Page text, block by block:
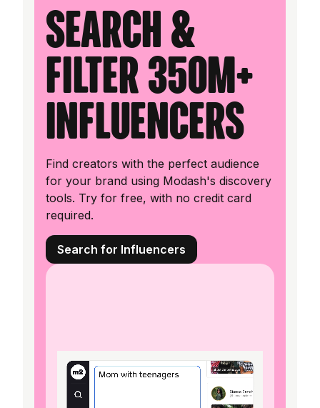
Search &
filter 350M+
influencers
Find creators with the perfect audience
for your brand using Modash's discovery
tools. Try for free, with no credit card
required.
Search for Influencers